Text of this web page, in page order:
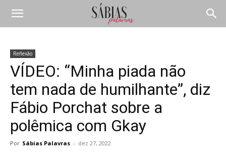
Reflexão
VÍDEO: “Minha piada não
tem nada de humilhante”, diz
Fábio Porchat sobre a
polêmica com Gkay
Por Sábias Palavras - dez 27, 2022